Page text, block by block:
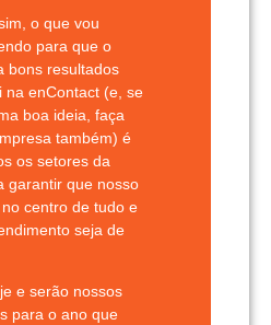
o que vou
para que o
bons resultados
na enContact (e, se
boa ideia, faça
também) é
os setores da
garantir que nosso
centro de tudo e
seja de
e serão nossos
para o ano que